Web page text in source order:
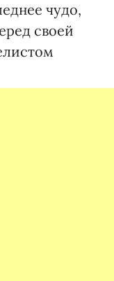
чудо,
своей